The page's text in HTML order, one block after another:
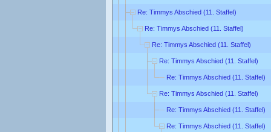
Re: Timmys Abschied (11. Staffel)
Re: Timmys Abschied (11. Staffel)
Re: Timmys Abschied (11. Staffel)
Re: Timmys Abschied (11. Staffel)
Re: Timmys Abschied (11. Staffel)
Re: Timmys Abschied (11. Staffel)
Re: Timmys Abschied (11. Staffel)
Re: Timmys Abschied (11. Staffel)